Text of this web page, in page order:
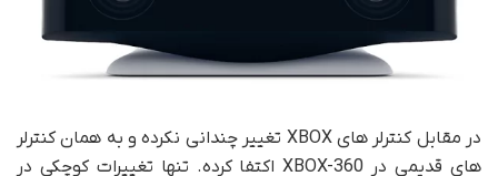
در مقابل کنترلر های XBOX تغییر چندانی نکرده و به همان کنترلر
های قدیمی در XBOX-360 اکتفا کرده. تنها تغییرات کوچکی در